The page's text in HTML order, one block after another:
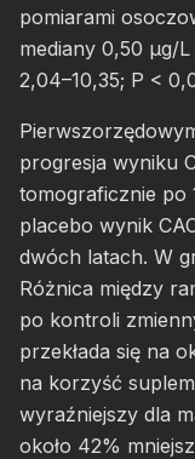
pomiarami
mediany 0,50 µg/
2,04–10,35; P <
progresja wyniku
tomograficznie po
placebo wynik
dwóch latach. W
Różnica między
po kontroli
przekłada się na
na korzyść
wyraźniejszy dla
około 42%